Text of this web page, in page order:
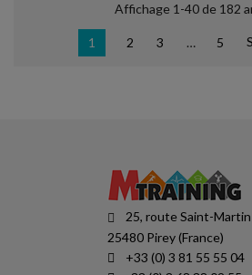
Affichage 1-40 de 182
1 2 3 … 5
25, route Saint-Martin
25480 Pirey (France)
+33 (0) 3 81 55 55 04